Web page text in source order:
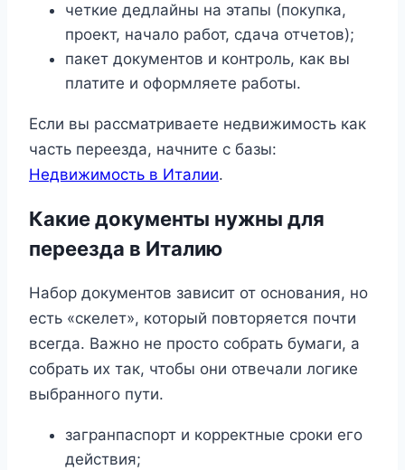
четкие дедлайны на этапы (покупка,
проект, начало работ, сдача отчетов);
пакет документов и контроль, как вы
платите и оформляете работы.
Если вы рассматриваете недвижимость как
часть переезда, начните с базы:
Недвижимость в Италии.
Какие документы нужны для
переезда в Италию
Набор документов зависит от основания, но
есть «скелет», который повторяется почти
всегда. Важно не просто собрать бумаги, а
собрать их так, чтобы они отвечали логике
выбранного пути.
загранпаспорт и корректные сроки его
действия;